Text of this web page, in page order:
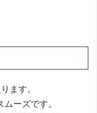
ます。
ーズです。